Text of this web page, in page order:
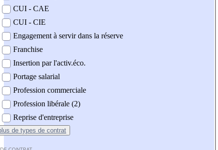
CUI - CAE
CUI - CIE
Engagement à servir dans la réserve
Franchise
Insertion par l'activ.éco.
Portage salarial
Profession commerciale
Profession libérale (2)
Reprise d'entreprise
de types de contrat